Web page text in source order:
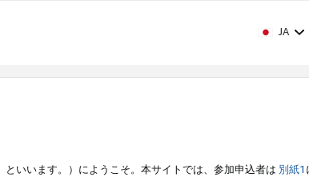
JA
といいます。）にようこそ。本サイトでは、参加申込者は 別紙1